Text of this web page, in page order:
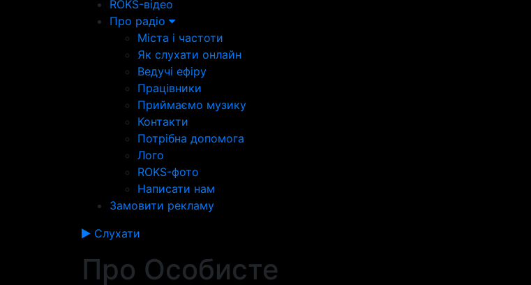
ROKS-відео
Про радіо
Міста і частоти
Як слухати онлайн
Ведучі ефіру
Працівники
Приймаємо музику
Контакти
Потрібна допомога
Лого
ROKS-фото
Написати нам
Замовити рекламу
Слухати
Про Особисте